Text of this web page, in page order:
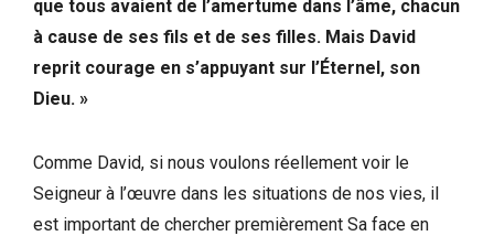
que tous avaient de l’amertume dans l’âme, chacun
à cause de ses fils et de ses filles. Mais David
reprit courage en s’appuyant sur l’Éternel, son
Dieu. »
Comme David, si nous voulons réellement voir le
Seigneur à l’œuvre dans les situations de nos vies, il
est important de chercher premièrement Sa face en